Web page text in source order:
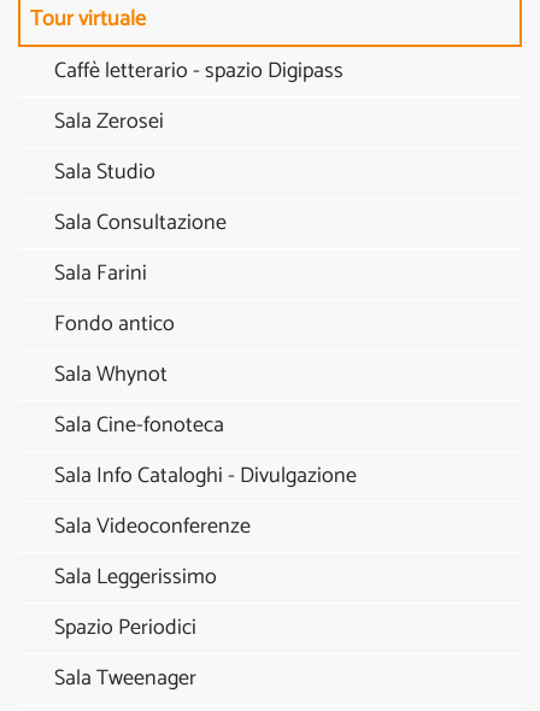
Tour virtuale
Caffè letterario - spazio Digipass
Sala Zerosei
Sala Studio
Sala Consultazione
Sala Farini
Fondo antico
Sala Whynot
Sala Cine-fonoteca
Sala Info Cataloghi - Divulgazione
Sala Videoconferenze
Sala Leggerissimo
Spazio Periodici
Sala Tweenager